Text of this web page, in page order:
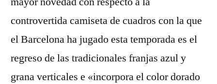
controvertida camiseta de cuadros con la que
el Barcelona ha jugado esta temporada es el
regreso de las tradicionales franjas azul y
grana verticales e «incorpora el color dorado